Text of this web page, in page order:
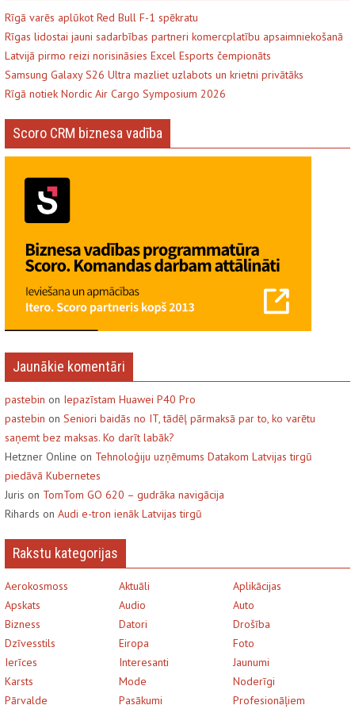
Rīgā varēs aplūkot Red Bull F-1 spēkratu
Rīgas lidostai jauni sadarbības partneri komercplatību apsaimniekošanā
Latvijā pirmo reizi norisināsies Excel Esports čempionāts
Samsung Galaxy S26 Ultra mazliet uzlabots un krietni privātāks
Rīgā notiek Nordic Air Cargo Symposium 2026
Scoro CRM biznesa vadība
Jaunākie komentāri
pastebin on Iepazīstam Huawei P40 Pro
pastebin on Seniori baidās no IT, tādēļ pārmaksā par to, ko varētu
saņemt bez maksas. Ko darīt labāk?
Hetzner Online on Tehnoloģiju uzņēmums Datakom Latvijas tirgū
piedāvā Kubernetes
Juris on TomTom GO 620 – gudrāka navigācija
Rihards on Audi e-tron ienāk Latvijas tirgū
Rakstu kategorijas
Aerokosmoss Aktuāli
Aplikācijas
Apskats
Audio
Auto
Bizness
Datori
Drošība
Dzīvesstils
Eiropa
Foto
Ierīces
Interesanti
Jaunumi
Karsts
Mode
Noderīgi
Pārvalde
Pasākumi
Profesionāļiem